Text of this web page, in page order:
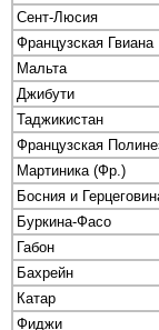
Сент-Люсия
Французская Гвиана
Мальта
Джибути
Таджикистан
Французская
Мартиника (Фр.)
Босния и
Буркина-Фасо
Габон
Бахрейн
Катар
Фиджи